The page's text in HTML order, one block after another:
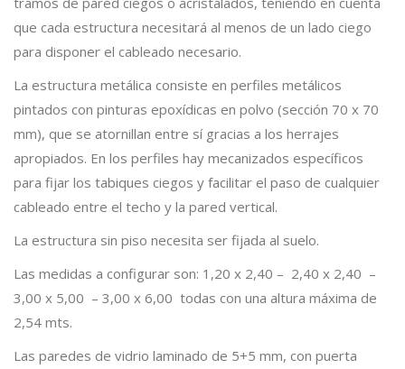
que cada estructura necesitará al menos de un lado ciego
para disponer el cableado necesario.
La estructura metálica consiste en perfiles metálicos
pintados con pinturas epoxídicas en polvo (sección 70 x 70
mm), que se atornillan entre sí gracias a los herrajes
apropiados. En los perfiles hay mecanizados específicos
para fijar los tabiques ciegos y facilitar el paso de cualquier
cableado entre el techo y la pared vertical.
La estructura sin piso necesita ser fijada al suelo.
Las medidas a configurar son: 1,20 x 2,40 – 2,40 x 2,40 –
3,00 x 5,00 – 3,00 x 6,00 todas con una altura máxima de
2,54 mts.
Las paredes de vidrio laminado de 5+5 mm, con puerta